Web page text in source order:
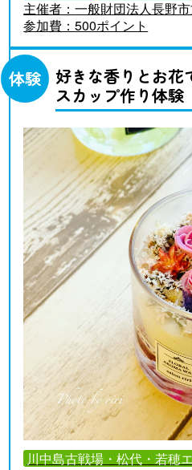
主催者：一般財団法人長野
参加費：500ポイント
体験
好きな香りとお花
スカップ作り体験
川中島古戦場・松代・若穂